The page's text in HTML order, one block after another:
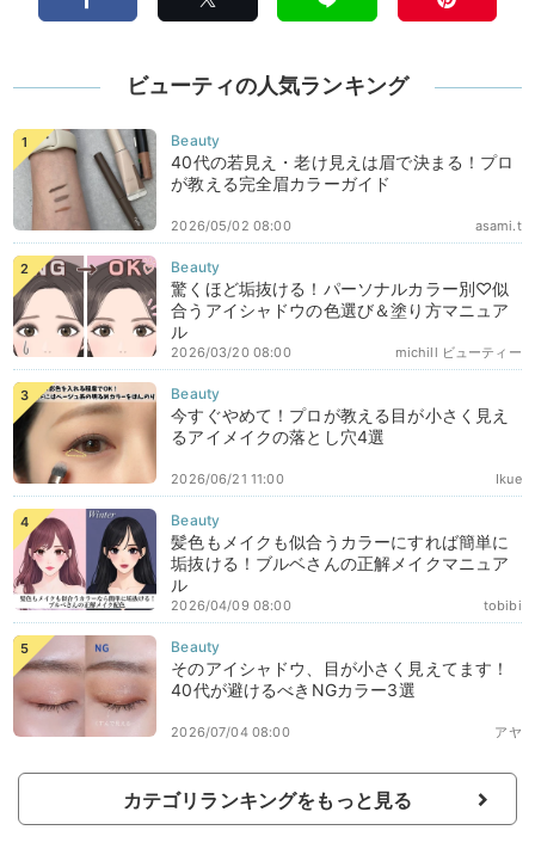
ビューティの人気ランキング
40代の若見え・老け見えは眉で決まる！プロ
が教える完全眉カラーガイド
asami.t
2026/05/02 08:00
驚くほど垢抜ける！パーソナルカラー別♡似
合うアイシャドウの色選び＆塗り方マニュア
ル
michill ビューティー
2026/03/20 08:00
今すぐやめて！プロが教える目が小さく見え
るアイメイクの落とし穴4選
Ikue
2026/06/21 11:00
髪色もメイクも似合うカラーにすれば簡単に
垢抜ける！ブルベさんの正解メイクマニュア
ル
tobibi
2026/04/09 08:00
そのアイシャドウ、目が小さく見えてます！
40代が避けるべきNGカラー3選
アヤ
2026/07/04 08:00
カテゴリランキングをもっと見る